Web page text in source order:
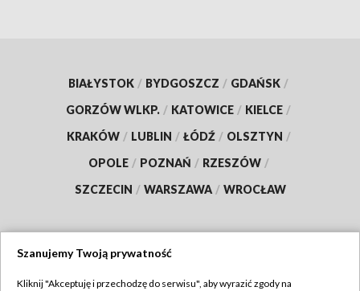
BIAŁYSTOK / BYDGOSZCZ / GDAŃSK /
GORZÓW WLKP. / KATOWICE / KIELCE /
KRAKÓW / LUBLIN / ŁÓDŹ / OLSZTYN /
OPOLE / POZNAŃ / RZESZÓW /
SZCZECIN / WARSZAWA / WROCŁAW
Szanujemy Twoją prywatność
Kliknij "Akceptuję i przechodzę do serwisu", aby wyrazić zgody na